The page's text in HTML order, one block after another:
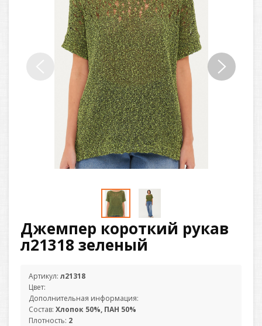
Джемпер короткий рукав
л21318 зеленый
Артикул: л21318
Цвет:
Дополнительная информация:
Состав: Хлопок 50%, ПАН 50%
Плотность: 2